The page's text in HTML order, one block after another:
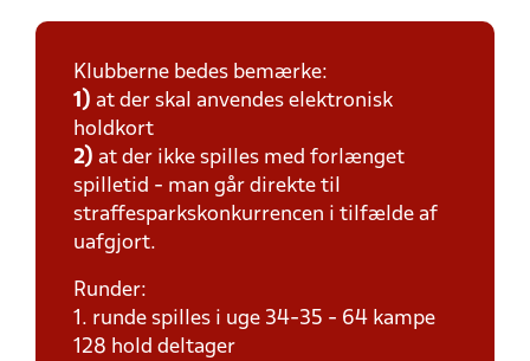
Klubberne bedes bemærke:
1) at der skal anvendes elektronisk
holdkort
2) at der ikke spilles med forlænget
spilletid - man går direkte til
straffesparkskonkurrencen i tilfælde af
uafgjort.
Runder:
1. runde spilles i uge 34-35 - 64 kampe
128 hold deltager